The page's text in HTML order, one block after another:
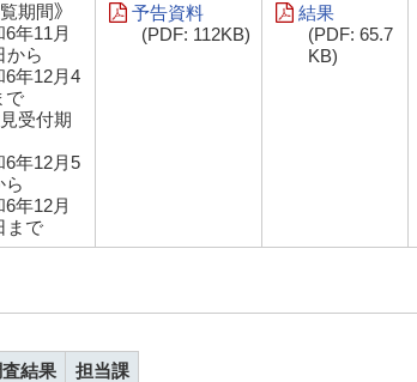
期間》
6年11月
から
6年12月4
で
見受付期
6年12月5
ら
6年12月
まで
予告資料
(PDF: 112KB)
結果
(PDF: 65.7
KB)
査結果
担当課